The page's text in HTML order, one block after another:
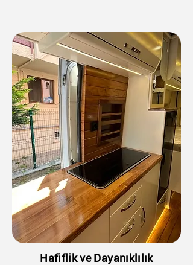
Hafiflik ve Dayanıklılık